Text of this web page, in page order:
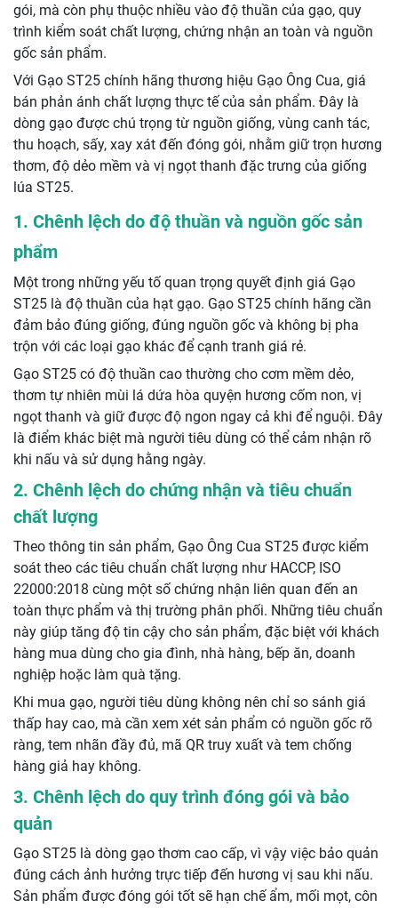
gói, mà còn phụ thuộc nhiều vào độ thuần của gạo, quy
trình kiểm soát chất lượng, chứng nhận an toàn và nguồn
gốc sản phẩm.
Với Gạo ST25 chính hãng thương hiệu Gạo Ông Cua, giá
bán phản ánh chất lượng thực tế của sản phẩm. Đây là
dòng gạo được chú trọng từ nguồn giống, vùng canh tác,
thu hoạch, sấy, xay xát đến đóng gói, nhằm giữ trọn hương
thơm, độ dẻo mềm và vị ngọt thanh đặc trưng của giống
lúa ST25.
1. Chênh lệch do độ thuần và nguồn gốc sản
phẩm
Một trong những yếu tố quan trọng quyết định giá Gạo
ST25 là độ thuần của hạt gạo. Gạo ST25 chính hãng cần
đảm bảo đúng giống, đúng nguồn gốc và không bị pha
trộn với các loại gạo khác để cạnh tranh giá rẻ.
Gạo ST25 có độ thuần cao thường cho cơm mềm dẻo,
thơm tự nhiên mùi lá dứa hòa quyện hương cốm non, vị
ngọt thanh và giữ được độ ngon ngay cả khi để nguội. Đây
là điểm khác biệt mà người tiêu dùng có thể cảm nhận rõ
khi nấu và sử dụng hằng ngày.
2. Chênh lệch do chứng nhận và tiêu chuẩn
chất lượng
Theo thông tin sản phẩm, Gạo Ông Cua ST25 được kiểm
soát theo các tiêu chuẩn chất lượng như HACCP, ISO
22000:2018 cùng một số chứng nhận liên quan đến an
toàn thực phẩm và thị trường phân phối. Những tiêu chuẩn
này giúp tăng độ tin cậy cho sản phẩm, đặc biệt với khách
hàng mua dùng cho gia đình, nhà hàng, bếp ăn, doanh
nghiệp hoặc làm quà tặng.
Khi mua gạo, người tiêu dùng không nên chỉ so sánh giá
thấp hay cao, mà cần xem xét sản phẩm có nguồn gốc rõ
ràng, tem nhãn đầy đủ, mã QR truy xuất và tem chống
hàng giả hay không.
3. Chênh lệch do quy trình đóng gói và bảo
quản
Gạo ST25 là dòng gạo thơm cao cấp, vì vậy việc bảo quản
đúng cách ảnh hưởng trực tiếp đến hương vị sau khi nấu.
Sản phẩm được đóng gói tốt sẽ hạn chế ẩm, mối mọt, côn